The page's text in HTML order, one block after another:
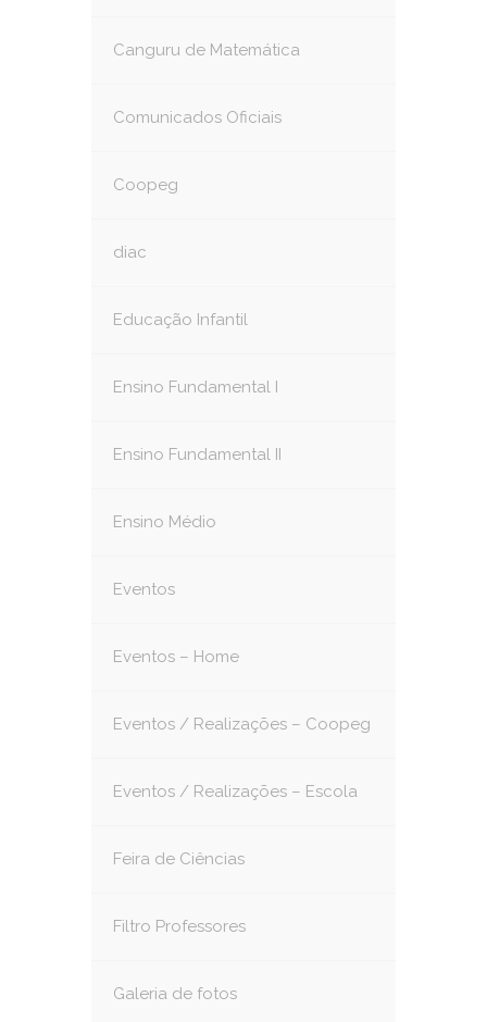
Canguru de Matemática
Comunicados Oficiais
Coopeg
diac
Educação Infantil
Ensino Fundamental I
Ensino Fundamental II
Ensino Médio
Eventos
Eventos – Home
Eventos / Realizações – Coopeg
Eventos / Realizações – Escola
Feira de Ciências
Filtro Professores
Galeria de fotos